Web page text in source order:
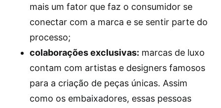
mais um fator que faz o consumidor se
conectar com a marca e se sentir parte do
processo;
colaborações exclusivas: marcas de luxo
contam com artistas e designers famosos
para a criação de peças únicas. Assim
como os embaixadores, essas pessoas